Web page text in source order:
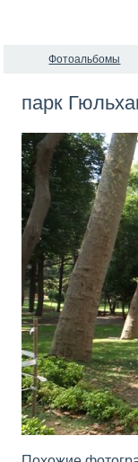
Фотоальбомы
парк